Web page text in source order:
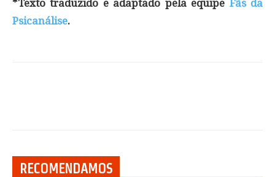
*Texto traduzido e adaptado pela equipe Fãs da
Psicanálise.
RECOMENDAMOS